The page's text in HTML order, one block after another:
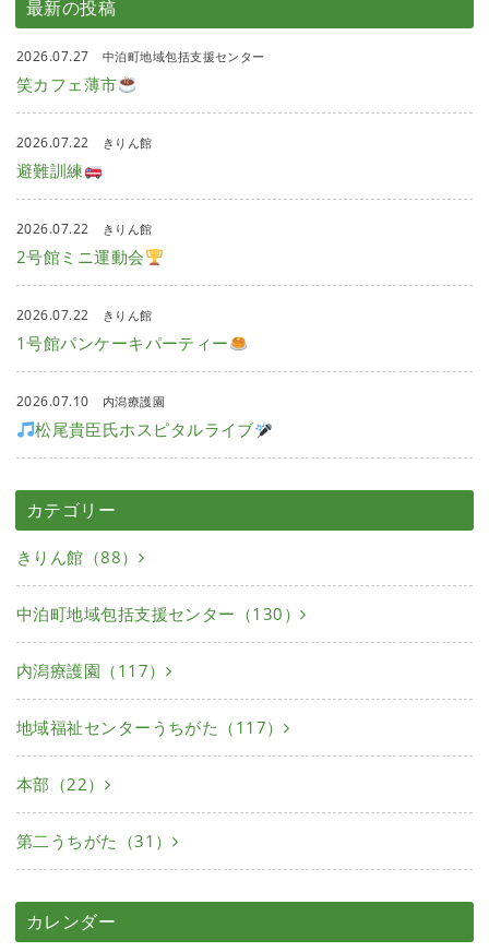
最新の投稿
2026.07.27 中泊町地域包括支援センター
笑カフェ薄市
2026.07.22 きりん館
避難訓練
2026.07.22 きりん館
2号館ミニ運動会
2026.07.22 きりん館
1号館パンケーキパーティー
2026.07.10 内潟療護園
松尾貴臣氏ホスピタルライブ
カテゴリー
きりん館（88）
中泊町地域包括支援センター（130）
内潟療護園（117）
地域福祉センターうちがた（117）
本部（22）
第二うちがた（31）
カレンダー